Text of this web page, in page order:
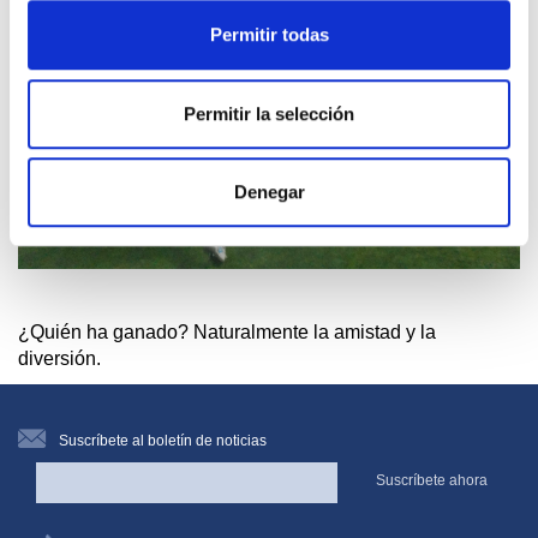
Permitir todas
Permitir la selección
Denegar
¿Quién ha ganado? Naturalmente la amistad y la
diversión.
Suscríbete al boletín de noticias
Suscríbete ahora